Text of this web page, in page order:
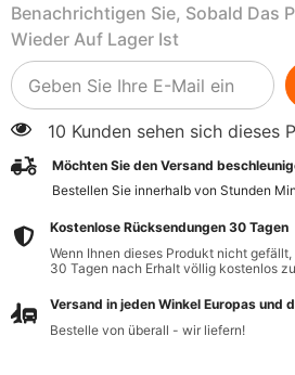
NATUR
NATUR
Benachrichtigen Sie, Sobald Das
Wieder Auf Lager Ist
10 Kunden sehen sich dieses
Möchten Sie den Versand
Bestellen Sie innerhalb von Stunden
Kostenlose Rücksendungen 30 Tagen
Wenn Ihnen dieses Produkt nicht
30 Tagen nach Erhalt völlig kostenlos
Versand in jeden Winkel Europas und
Bestelle von überall - wir liefern!